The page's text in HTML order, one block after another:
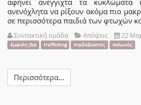
αφήνει ανέγγιχτα τα κυκλώματα
ανενόχλητα να ρίξουν ακόμα πιο
σε περισσότερα παιδιά των φτωχών
Συντακτική ομάδα Απόψεις 22
έμφυλη βια trafficking παιδοβιαστές κολωνός
Περισσότερα...